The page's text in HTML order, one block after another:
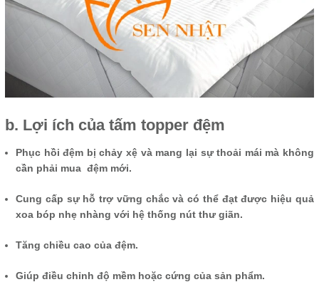
b. Lợi ích của tấm topper đệm
Phục hồi đệm bị chảy xệ và mang lại sự thoải mái mà không
cần phải mua đệm mới.
Cung cấp sự hỗ trợ vững chắc và có thể đạt được hiệu quả
xoa bóp nhẹ nhàng với hệ thống nút thư giãn.
Tăng chiều cao của đệm.
Giúp điều chỉnh độ mềm hoặc cứng của sản phẩm.